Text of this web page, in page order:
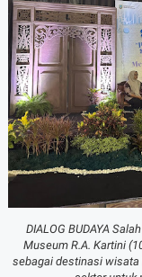
DIALOG BUDAYA
Museum R.A. Kartini
sebagai destinasi wisata